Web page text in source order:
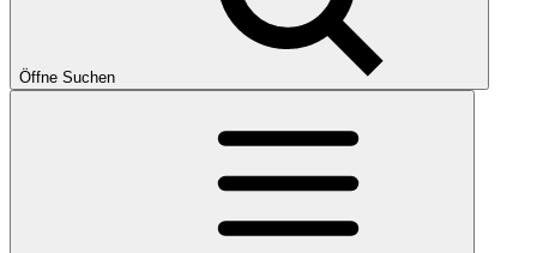
Öffne Suchen